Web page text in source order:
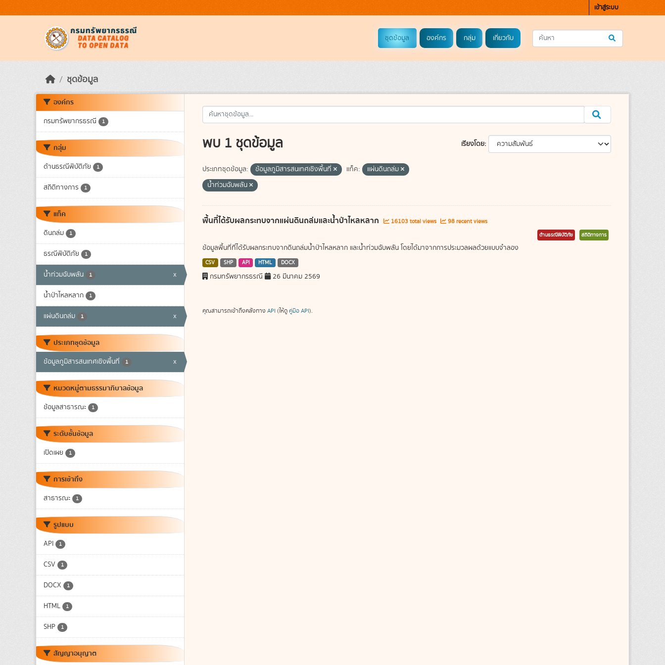
เข้าสู่ระบบ
ชุดข้อมูล องค์กร กลุ่ม เกี่ยวกับ
ชุดข้อมูล
องค์กร
กรมทรัพยากรธรณี 1
กลุ่ม
ด้านธรณีพิบัติภัย 1
สถิติทางการ 1
แท็ค
ดินถล่ม 1
ธรณีพิบัติภัย 1
น้ำท่วมฉับพลัน 1 x
น้ำป่าไหลหลาก 1
แผ่นดินถล่ม 1 x
ประเภทชุดข้อมูล
ข้อมูลภูมิสารสนเทศเชิงพื้นที่ 1 x
หมวดหมู่ตามธรรมาภิบาลข้อมูล
ข้อมูลสาธารณะ 1
ระดับชั้นข้อมูล
เปิดเผย 1
การเข้าถึง
สาธารณะ 1
รูปแบบ
API 1
CSV 1
DOCX 1
HTML 1
SHP 1
สัญญาอนุญาต
เรียงโดย
พบ 1 ชุดข้อมูล
ประเภทชุดข้อมูล: ข้อมูลภูมิสารสนเทศเชิงพื้นที่ แท็ค:
แผ่นดินถล่ม
น้ำท่วมฉับพลัน
พื้นที่ได้รับผลกระทบจากแผ่นดินถล่มและน้ำป่าไหลหลาก 16103 total views 98 recent views
ด้านธรณีพิบัติภัย สถิติทางการ
ข้อมูลพื้นที่ที่ได้รับผลกระทบจากดินถล่มน้ำป่าไหลหลาก และน้ำท่วมฉับพลัน โดยได้มาจากการประมวลผลด้วยแบบจำลอง
CSV SHP API HTML DOCX
กรมทรัพยากรธรณี 26 มีนาคม 2569
คุณสามารถเข้าถึงคลังทาง API (ให้ดู คู่มือ API).